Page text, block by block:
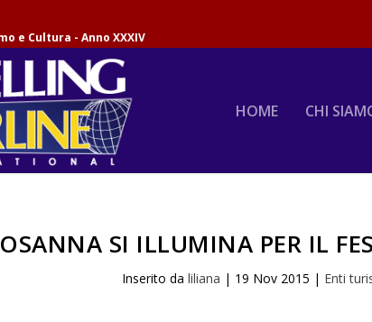
e Cultura - Anno XXXIV
HOME CHI
SI ILLUMINA PER IL
Inserito da liliana | 19 Nov 2015 | Enti